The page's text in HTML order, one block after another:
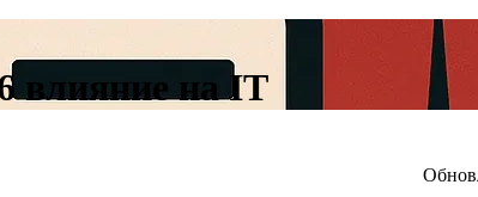
влияние на IT